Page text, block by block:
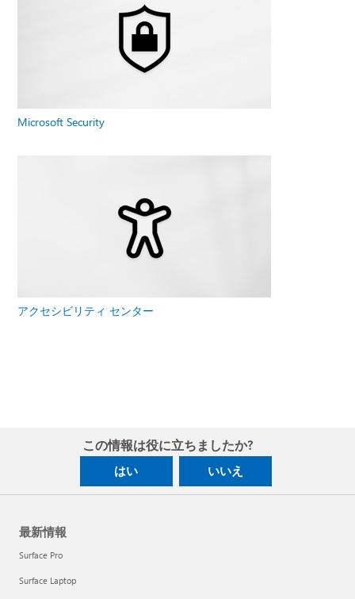
Microsoft Security
アクセシビリティ センター
この情報は役に立ちましたか?
はい いいえ
最新情報
Surface Pro
Surface Laptop